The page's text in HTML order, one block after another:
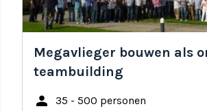
Megavlieger bouwen als
teambuilding
person 35 - 500 personen